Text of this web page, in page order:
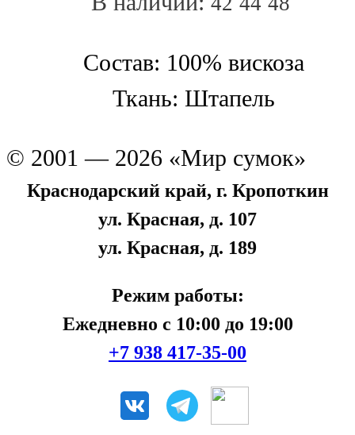
Состав: 100% вискоза
Ткань: Штапель
© 2001 — 2026 «Мир сумок»
Краснодарский край, г. Кропоткин
ул. Красная, д. 107
ул. Красная, д. 189
Режим работы:
Ежедневно с 10:00 до 19:00
+7 938 417-35-00